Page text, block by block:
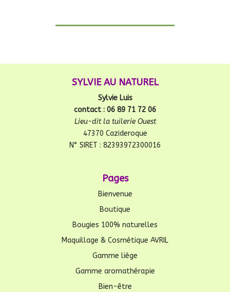
SYLVIE AU NATUREL
Sylvie Luis
contact : 06 89 71 72 06
Lieu-dit la tuilerie Ouest
47370 Cazideroque
N° SIRET : 82393972300016
Pages
Bienvenue
Boutique
Bougies 100% naturelles
Maquillage & Cosmétique AVRIL
Gamme liège
Gamme aromathérapie
Bien-être